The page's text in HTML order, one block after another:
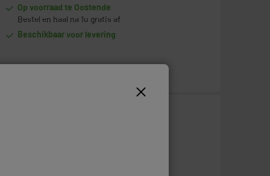
Op voorraad te Oostende
Bestel en haal na 1u gratis af
Beschikbaar voor levering